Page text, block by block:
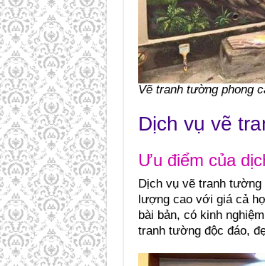
Vẽ tranh tường phong
Dịch vụ vẽ
Ưu điểm của
Dịch vụ vẽ tranh
lượng cao với giá cả
bài bản, có kinh
tranh tường độc đáo,